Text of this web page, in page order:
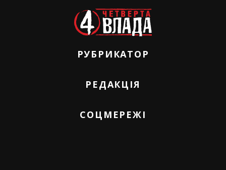
РУБРИКАТОР
РЕДАКЦІЯ
СОЦМЕРЕЖІ